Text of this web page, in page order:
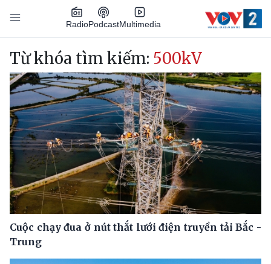
Nhảy đến nội dung
RadioPodcastMultimedia
Main navigation
Từ khóa tìm kiếm: 500kV
Cuộc chạy đua ở nút thắt lưới điện truyền tải Bắc -
Trung